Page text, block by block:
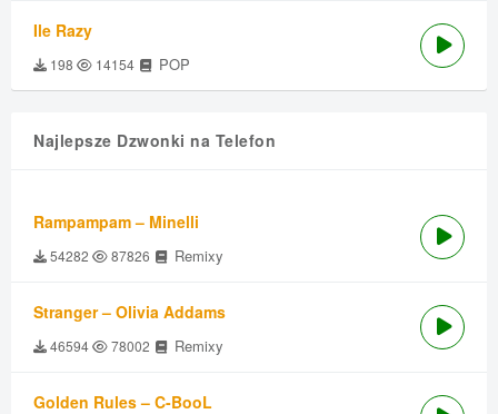
Ile Razy
198 14154 POP
Najlepsze Dzwonki na Telefon
Rampampam – Minelli
54282 87826 Remixy
Stranger – Olivia Addams
46594 78002 Remixy
Golden Rules – C-BooL